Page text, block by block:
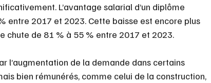
L’avantage salarial d’un diplôme
entre 2017 et 2023. Cette baisse est encore plus
chute de 81 % à 55 % entre 2017 et 2023.
l’augmentation de la demande dans certains
bien rémunérés, comme celui de la construction,